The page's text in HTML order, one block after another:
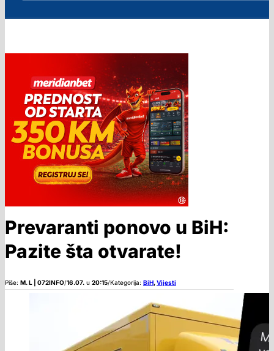
Prevaranti ponovo u BiH:
Pazite šta otvarate!
Piše: M. L | 072INFO/16.07. u 20:15/Kategorija: BiH,Vijesti